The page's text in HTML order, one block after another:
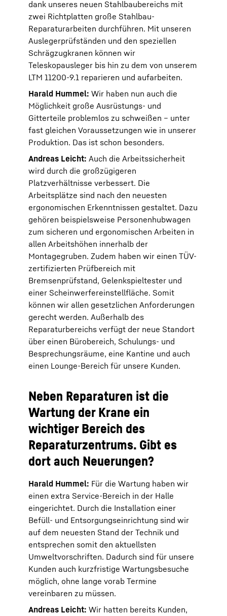
dank unseres neuen Stahlbaubereichs mit
zwei Richtplatten große Stahlbau-
Reparaturarbeiten durchführen. Mit unseren
Auslegerprüfständen und den speziellen
Schrägzugkranen können wir
Teleskopausleger bis hin zu dem von unserem
LTM 11200-9.1 reparieren und aufarbeiten.
Harald Hummel: Wir haben nun auch die
Möglichkeit große Ausrüstungs- und
Gitterteile problemlos zu schweißen – unter
fast gleichen Voraussetzungen wie in unserer
Produktion. Das ist schon besonders.
Andreas Leicht: Auch die Arbeitssicherheit
wird durch die großzügigeren
Platzverhältnisse verbessert. Die
Arbeitsplätze sind nach den neuesten
ergonomischen Erkenntnissen gestaltet. Dazu
gehören beispielsweise Personenhubwagen
zum sicheren und ergonomischen Arbeiten in
allen Arbeitshöhen innerhalb der
Montagegruben. Zudem haben wir einen TÜV-
zertifizierten Prüfbereich mit
Bremsenprüfstand, Gelenkspieltester und
einer Scheinwerfereinstellfläche. Somit
können wir allen gesetzlichen Anforderungen
gerecht werden. Außerhalb des
Reparaturbereichs verfügt der neue Standort
über einen Bürobereich, Schulungs- und
Besprechungsräume, eine Kantine und auch
einen Lounge-Bereich für unsere Kunden.
Neben Reparaturen ist die
Wartung der Krane ein
wichtiger Bereich des
Reparaturzentrums. Gibt es
dort auch Neuerungen?
Harald Hummel: Für die Wartung haben wir
einen extra Service-Bereich in der Halle
eingerichtet. Durch die Installation einer
Befüll- und Entsorgungseinrichtung sind wir
auf dem neuesten Stand der Technik und
entsprechen somit den aktuellsten
Umweltvorschriften. Dadurch sind für unsere
Kunden auch kurzfristige Wartungsbesuche
möglich, ohne lange vorab Termine
vereinbaren zu müssen.
Andreas Leicht: Wir hatten bereits Kunden,